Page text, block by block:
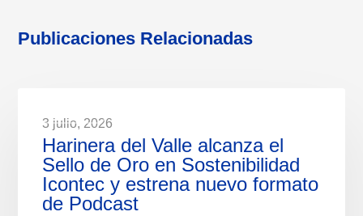
Publicaciones Relacionadas
3 julio, 2026
Harinera del Valle alcanza el
Sello de Oro en Sostenibilidad
Icontec y estrena nuevo formato
de Podcast